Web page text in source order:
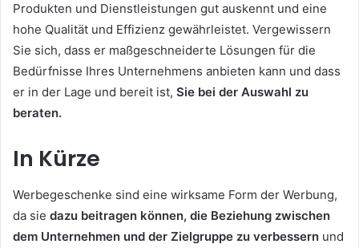
Produkten und Dienstleistungen gut auskennt und eine
hohe Qualität und Effizienz gewährleistet. Vergewissern
Sie sich, dass er maßgeschneiderte Lösungen für die
Bedürfnisse Ihres Unternehmens anbieten kann und dass
er in der Lage und bereit ist, Sie bei der Auswahl zu
beraten.
In Kürze
Werbegeschenke sind eine wirksame Form der Werbung,
da sie dazu beitragen können, die Beziehung zwischen
dem Unternehmen und der Zielgruppe zu verbessern und